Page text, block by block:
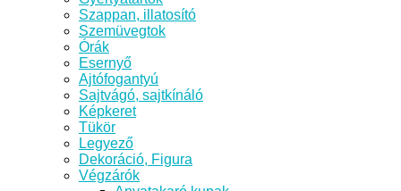
Szappan, illatosító
Szemüvegtok
Órák
Esernyő
Ajtófogantyú
Sajtvágó, sajtkínáló
Képkeret
Tükör
Legyező
Dekoráció, Figura
Végzárók